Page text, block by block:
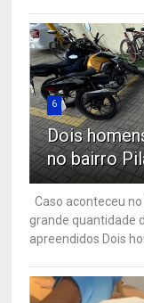
6
Dois
no bairro
Caso aconteceu
grande quantidade
apreendidos Dois